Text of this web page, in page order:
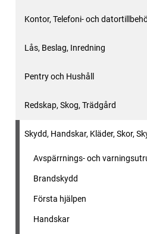
Kontor, Telefoni- och
Lås, Beslag, Inredning
Pentry och Hushåll
Redskap, Skog, Trädgård
Skydd, Handskar, Kläder, Skor,
Avspärrnings- och
Brandskydd
Första hjälpen
Handskar